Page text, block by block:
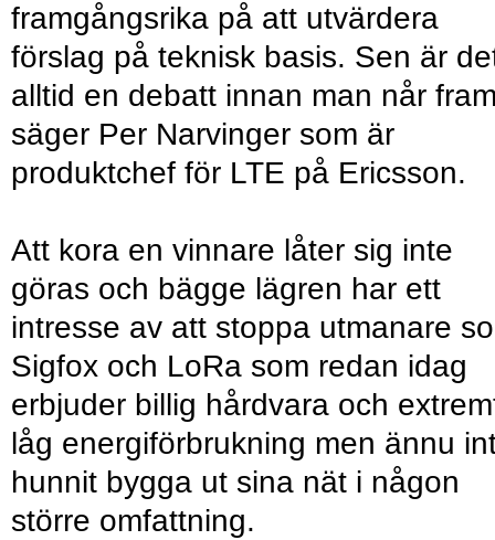
framgångsrika på att utvärdera
förslag på teknisk basis. Sen är
alltid en debatt innan man når
säger Per Narvinger som är
produktchef för LTE på Ericsson.
Att kora en vinnare låter sig inte
göras och bägge lägren har ett
intresse av att stoppa utmanare
Sigfox och LoRa som redan idag
erbjuder billig hårdvara och
låg energiförbrukning men ännu
hunnit bygga ut sina nät i någon
större omfattning.